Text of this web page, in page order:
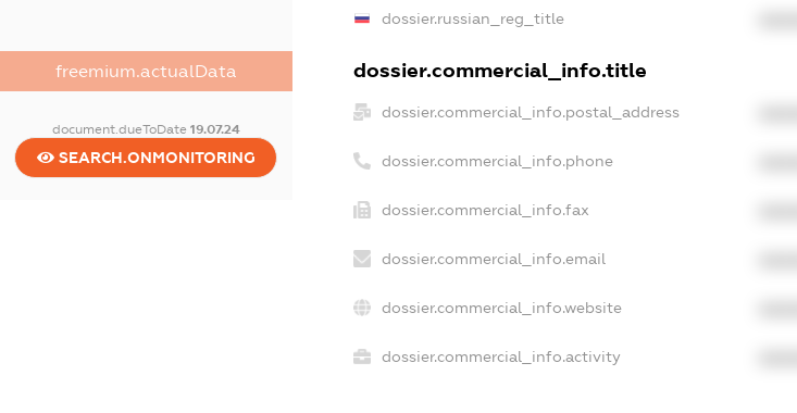
freemium.actualData
document.dueToDate 19.07.24
SEARCH.ONMONITORING
dossier.russian_reg_title
dossier.commercial_info.title
dossier.commercial_info.postal_address
dossier.commercial_info.phone
dossier.commercial_info.fax
dossier.commercial_info.email
dossier.commercial_info.website
dossier.commercial_info.activity